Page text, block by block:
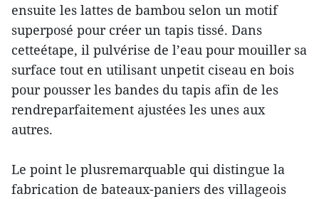
ensuite les lattes de bambou selon un motif
superposé pour créer un tapis tissé. Dans
cetteétape, il pulvérise de l’eau pour mouiller sa
surface tout en utilisant unpetit ciseau en bois
pour pousser les bandes du tapis afin de les
rendreparfaitement ajustées les unes aux
autres.
Le point le plusremarquable qui distingue la
fabrication de bateaux-paniers des villageois